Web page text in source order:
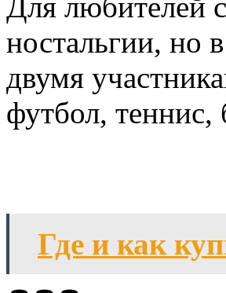
ностальгии, но
двумя
футбол, теннис,
Где и как